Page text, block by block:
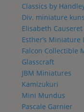
Classics by
Div. miniature
Elisabeth Causeret
Esther’s Miniature
Falcon Collectible
Glasscraft
JBM Miniatures
Kamizukuri
Mini Mundus
Pascale Garnier